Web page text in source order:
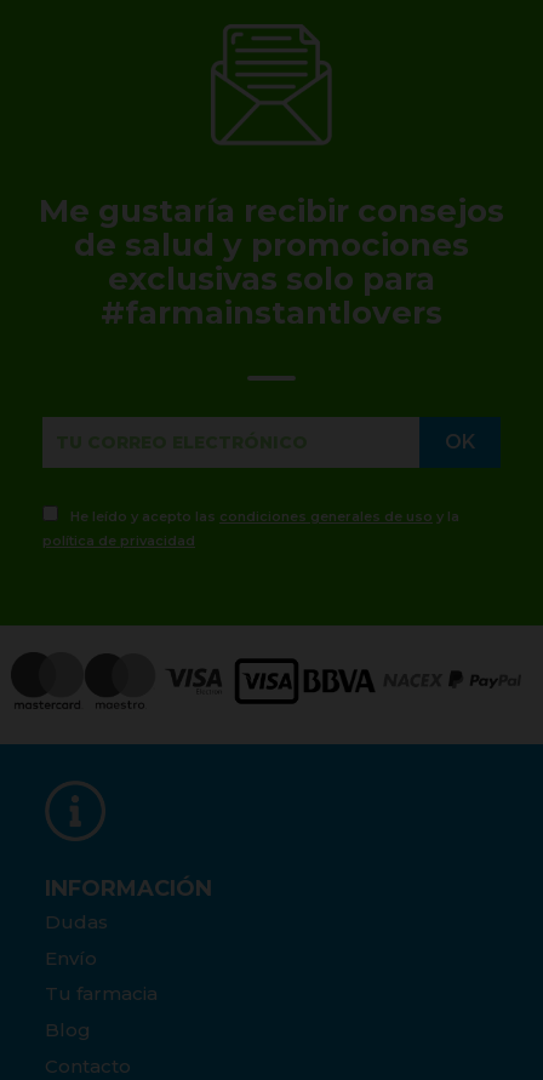
Me gustaría recibir consejos
de salud y promociones
exclusivas solo para
#farmainstantlovers
He leído y acepto las condiciones generales de uso y la
política de privacidad
INFORMACIÓN
Dudas
Envío
Tu farmacia
Blog
Contacto